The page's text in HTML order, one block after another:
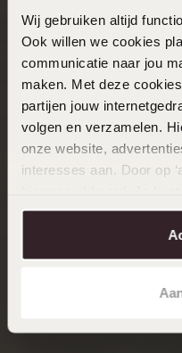
Wij gebruiken altijd
Ook willen we cookies
communicatie naar jou
maken. Met deze
partijen jouw
volgen en verzamelen.
onze website,
interesses aan. Door op
aanpassen. Lees er